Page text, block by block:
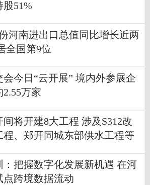
股51%
河南进出口总值同比增长近两
全国第9位
会今日“云开展” 境内外参展企
2.55万家
间将开建8大工程 涉及S312改
程、郑开同城东部供水工程等
：把握数字化发展新机遇 在河
点跨境数据流动